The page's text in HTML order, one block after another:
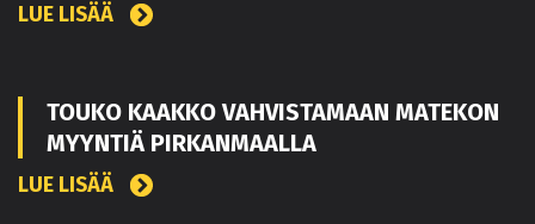
LUE LISÄÄ
TOUKO KAAKKO VAHVISTAMAAN MATEKON
MYYNTIÄ PIRKANMAALLA
LUE LISÄÄ